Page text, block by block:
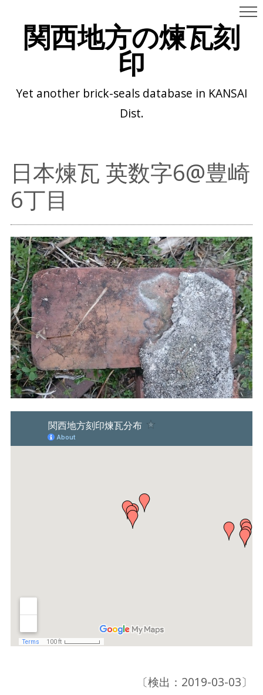
関西地方の煉瓦刻
印
Yet another brick-seals database in KANSAI
Dist.
日本煉瓦 英数字6@豊崎
6丁目
〔検出：2019-03-03〕